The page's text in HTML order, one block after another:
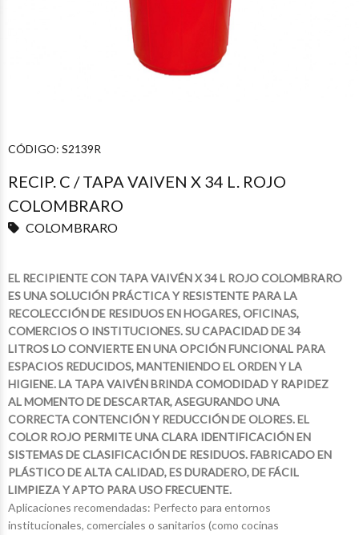
CÓDIGO: S2139R
RECIP. C / TAPA VAIVEN X 34 L. ROJO
COLOMBRARO
COLOMBRARO
EL RECIPIENTE CON TAPA VAIVÉN X 34 L ROJO COLOMBRARO
ES UNA SOLUCIÓN PRÁCTICA Y RESISTENTE PARA LA
RECOLECCIÓN DE RESIDUOS EN HOGARES, OFICINAS,
COMERCIOS O INSTITUCIONES. SU CAPACIDAD DE 34
LITROS LO CONVIERTE EN UNA OPCIÓN FUNCIONAL PARA
ESPACIOS REDUCIDOS, MANTENIENDO EL ORDEN Y LA
HIGIENE. LA TAPA VAIVÉN BRINDA COMODIDAD Y RAPIDEZ
AL MOMENTO DE DESCARTAR, ASEGURANDO UNA
CORRECTA CONTENCIÓN Y REDUCCIÓN DE OLORES. EL
COLOR ROJO PERMITE UNA CLARA IDENTIFICACIÓN EN
SISTEMAS DE CLASIFICACIÓN DE RESIDUOS. FABRICADO EN
PLÁSTICO DE ALTA CALIDAD, ES DURADERO, DE FÁCIL
LIMPIEZA Y APTO PARA USO FRECUENTE.
Aplicaciones recomendadas: Perfecto para entornos
institucionales, comerciales o sanitarios (como cocinas